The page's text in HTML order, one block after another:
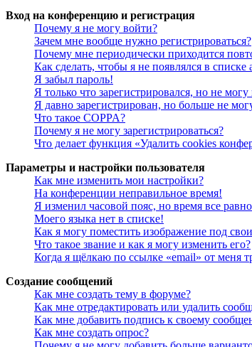
Вход на конференцию и регистрация
Почему я не могу войти?
Зачем мне вообще нужно регистрироваться?
Почему мне периодически приходится
Как сделать, чтобы я не появлялся в списке
Я забыл пароль!
Я только что зарегистрировался, но не
Я давно зарегистрирован, но больше не
Что такое COPPA?
Почему я не могу зарегистрироваться?
Что делает функция «Удалить cookies
Параметры и настройки пользователя
Как мне изменить мои настройки?
На конференции неправильное время!
Я изменил часовой пояс, но время все
Моего языка нет в списке!
Как я могу поместить изображение под
Что такое звание и как я могу изменить его?
Когда я щёлкаю по ссылке «email» от меня
Создание сообщений
Как мне создать тему в форуме?
Как мне отредактировать или удалить
Как мне добавить подпись к своему
Как мне создать опрос?